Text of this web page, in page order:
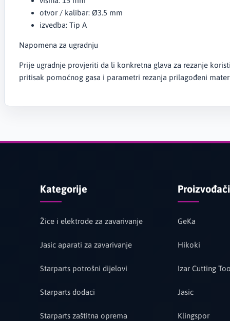
otvor / kalibar: Ø3.5 mm
izvedba: Tip A
Napomena za ugradnju
Prije ugradnje provjeriti da li konkretna glava za rezanje
pritisak pomoćnog gasa i parametri rezanja prilagođeni
Kategorije
Žice i elektrode za zavarivanje
Jasic aparati za zavarivanje
Starparts potrošni dijelovi
Starparts dodaci
Starparts zaštitna oprema
Proizvođači
GeKa
Hikoki
Izar Cutting
Jasic
Klingspor